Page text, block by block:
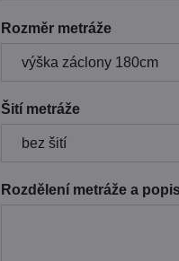
Rozměr metráže
Šití metráže
Rozdělení metráže a